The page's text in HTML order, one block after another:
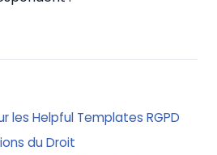
les Helpful Templates RGPD
du Droit